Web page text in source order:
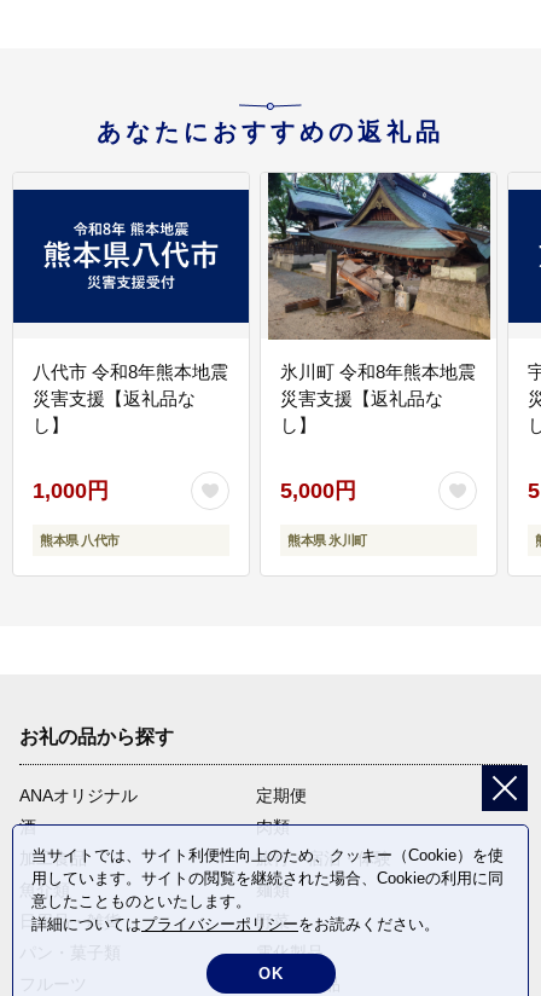
あなたにおすすめの返礼品
八代市 令和8年熊本地震
災害支援【返礼品な
し】
1,000円
熊本県 八代市
氷川町 令和8年熊本地震
災害支援【返礼品な
し】
5,000円
熊本県 氷川町
お礼の品から探す
ANAオリジナル
定期便
酒
肉類
加工食品
旅行・宿泊・体験
魚介類
麺類
日用品・雑貨
野菜
電化製品
卵・乳製品
当サイトでは、サイト利便性向上のため、クッキー（Cookie）を使
用しています。サイトの閲覧を継続された場合、Cookieの利用に同
意したことものといたします。
詳細についてはプライバシーポリシーをお読みください。
OK